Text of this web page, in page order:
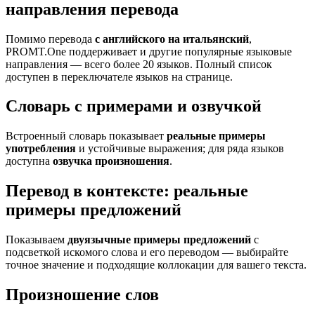
направления перевода
Помимо перевода с английского на итальянский,
PROMT.One поддерживает и другие популярные языковые
направления — всего более 20 языков. Полный список
доступен в переключателе языков на странице.
Словарь с примерами и озвучкой
Встроенный словарь показывает реальные примеры
употребления и устойчивые выражения; для ряда языков
доступна озвучка произношения.
Перевод в контексте: реальные
примеры предложений
Показываем двуязычные примеры предложений с
подсветкой искомого слова и его переводом — выбирайте
точное значение и подходящие коллокации для вашего текста.
Произношение слов